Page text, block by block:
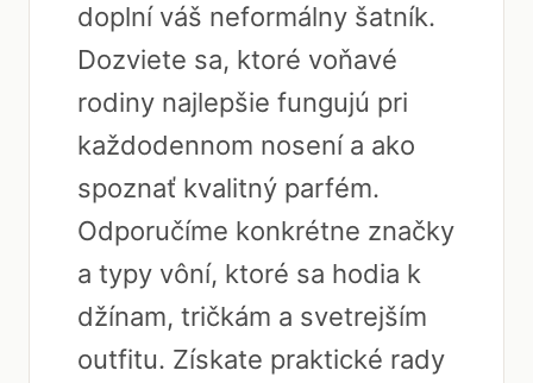
doplní váš neformálny šatník.
Dozviete sa, ktoré voňavé
rodiny najlepšie fungujú pri
každodennom nosení a ako
spoznať kvalitný parfém.
Odporučíme konkrétne značky
a typy vôní, ktoré sa hodia k
džínam, tričkám a svetrejším
outfitu. Získate praktické rady